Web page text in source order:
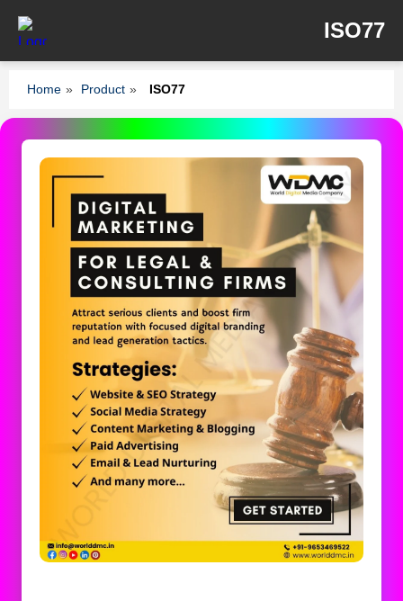
ISO77
Home » Product » ISO77